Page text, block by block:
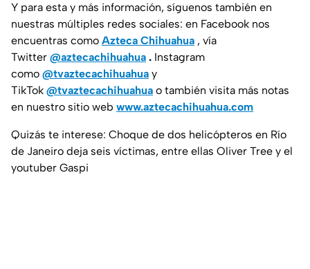
Y para esta y más información, síguenos también en
nuestras múltiples redes sociales: en Facebook nos
encuentras como Azteca Chihuahua , vía
Twitter @aztecachihuahua . Instagram
como @tvaztecachihuahua y
TikTok @tvaztecachihuahua o también visita más notas
en nuestro sitio web www.aztecachihuahua.com
Quizás te interese: Choque de dos helicópteros en Río
de Janeiro deja seis víctimas, entre ellas Oliver Tree y el
youtuber Gaspi